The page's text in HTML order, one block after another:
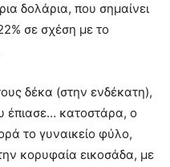
δολάρια, που σημαίνει
σε σχέση με το
δέκα (στην ενδέκατη),
έπιασε… κατοστάρα, ο
το γυναικείο φύλο,
κορυφαία εικοσάδα, με